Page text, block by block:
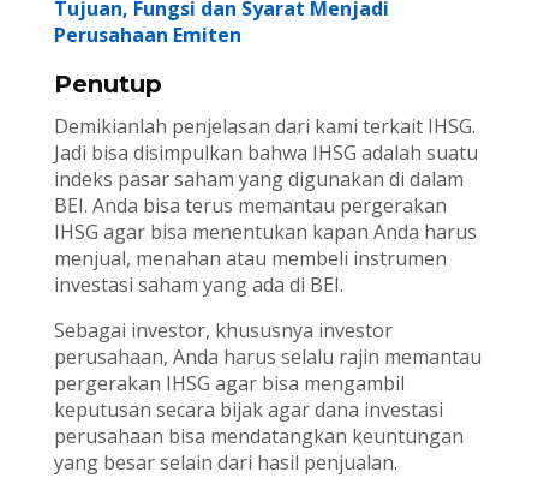
Tujuan, Fungsi dan Syarat Menjadi
Perusahaan Emiten
Penutup
Demikianlah penjelasan dari kami terkait IHSG.
Jadi bisa disimpulkan bahwa IHSG adalah suatu
indeks pasar saham yang digunakan di dalam
BEI. Anda bisa terus memantau pergerakan
IHSG agar bisa menentukan kapan Anda harus
menjual, menahan atau membeli instrumen
investasi saham yang ada di BEI.
Sebagai investor, khususnya investor
perusahaan, Anda harus selalu rajin memantau
pergerakan IHSG agar bisa mengambil
keputusan secara bijak agar dana investasi
perusahaan bisa mendatangkan keuntungan
yang besar selain dari hasil penjualan.